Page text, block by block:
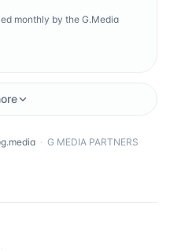
monthly by the G.Media
· G MEDIA PARTNERS